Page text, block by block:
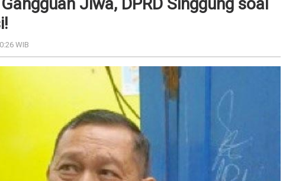
WIB